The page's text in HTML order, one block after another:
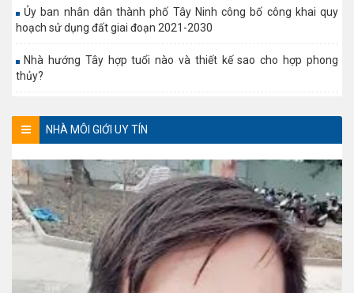
Ủy ban nhân dân thành phố Tây Ninh công bố công khai quy
hoạch sử dụng đất giai đoạn 2021-2030
Nhà hướng Tây hợp tuổi nào và thiết kế sao cho hợp phong
thủy?
NHÀ MÔI GIỚI UY TÍN